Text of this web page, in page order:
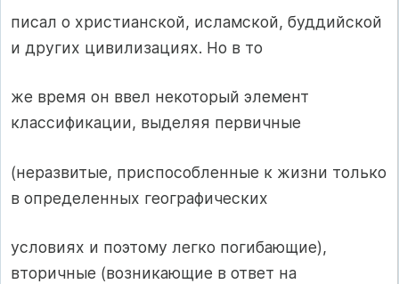
писал о христианской, исламской, буддийской
и других цивилизациях. Но в то
же время он ввел некоторый элемент
классификации, выделяя первичные
(неразвитые, приспособленные к жизни только
в определенных географических
условиях и поэтому легко погибающие),
вторичные (возникающие в ответ на